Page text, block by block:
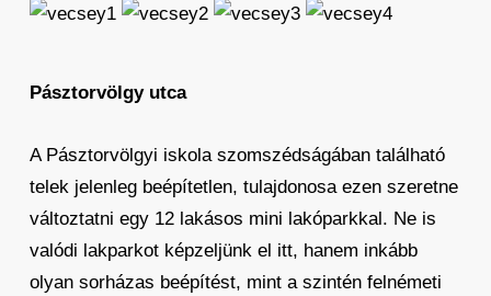
Pásztorvölgy utca
A Pásztorvölgyi iskola szomszédságában található
telek jelenleg beépítetlen, tulajdonosa ezen szeretne
változtatni egy 12 lakásos mini lakóparkkal. Ne is
valódi lakparkot képzeljünk el itt, hanem inkább
olyan sorházas beépítést, mint a szintén felnémeti